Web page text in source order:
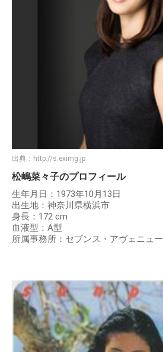
出典： http://s.eximg.jp
松嶋菜々子のプロフィール
生年月日：1973年10月13日
出生地：神奈川県横浜市
身長：172 cm
血液型：A型
所属事務所：セブンス・アヴェニュー